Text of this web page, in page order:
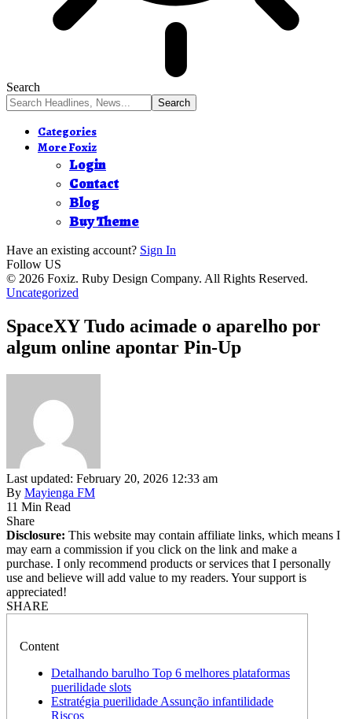
Search
Categories
More Foxiz
Login
Contact
Blog
Buy Theme
Have an existing account? Sign In
Follow US
© 2026 Foxiz. Ruby Design Company. All Rights Reserved.
Uncategorized
SpaceXY Tudo acimade o aparelho por
algum online apontar Pin-Up
Last updated: February 20, 2026 12:33 am
By Mayienga FM
11 Min Read
Share
Disclosure: This website may contain affiliate links, which means I
may earn a commission if you click on the link and make a
purchase. I only recommend products or services that I personally
use and believe will add value to my readers. Your support is
appreciated!
SHARE
Content
Detalhando barulho Top 6 melhores plataformas
puerilidade slots
Estratégia puerilidade Assunção infantilidade
Riscos